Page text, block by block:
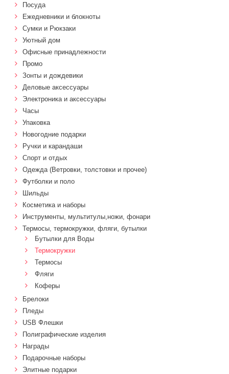
Посуда
Ежедневники и блокноты
Сумки и Рюкзаки
Уютный дом
Офисные принадлежности
Промо
Зонты и дождевики
Деловые аксессуары
Электроника и аксессуары
Часы
Упаковка
Новогодние подарки
Ручки и карандаши
Спорт и отдых
Одежда (Ветровки, толстовки и прочее)
Футболки и поло
Шильды
Косметика и наборы
Инструменты, мультитулы,ножи, фонари
Термосы, термокружки, фляги, бутылки
Бутылки для Воды
Термокружки
Термосы
Фляги
Коферы
Брелоки
Пледы
USB Флешки
Полиграфические изделия
Награды
Подарочные наборы
Элитные подарки